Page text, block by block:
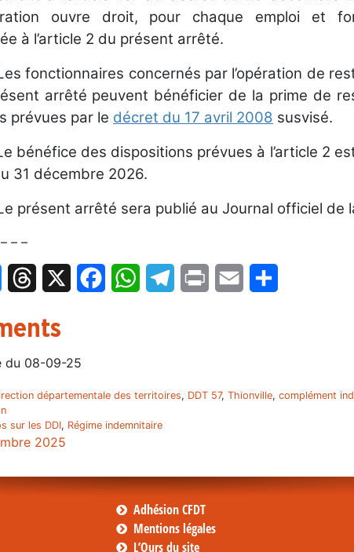
ouvre droit, pour chaque emploi et
à l’article 2 du présent arrêté.
fonctionnaires concernés par l’opération de
arrêté peuvent bénéficier de la prime de
prévues par le décret du 17 avril 2008 susvisé.
bénéfice des dispositions prévues à l’article 2
31 décembre 2026.
présent arrêté sera publié au Journal officiel de
– –
Bluesky Threads FacebookWhatsAppTelegram
Print Email
du 08-09-25
départementale des territoires, DDT 57, Thionville, complément
sur les DDI, Régime indemnitaire
2025
Adhésion CFDT
Mentions légales
L’Ours du site